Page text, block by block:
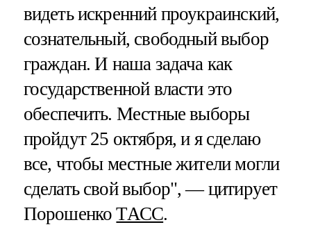
видеть искренний проукраинский,
сознательный, свободный выбор
граждан. И наша задача как
государственной власти это
обеспечить. Местные выборы
пройдут 25 октября, и я сделаю
все, чтобы местные жители могли
сделать свой выбор", — цитирует
ПорошенкоТАСС.